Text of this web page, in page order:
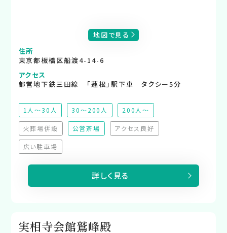
地図で見る
住所
東京都板橋区船渡4-14-6
アクセス
都営地下鉄三田線 「蓮根」駅下車 タクシー5分
1人～30人 30～200人 200人～
火葬場併設
（非対応）
公営斎場
アクセス良好
（非対応）
広い駐車場
（非対応）
詳しく見る
実相寺会館鷲峰殿